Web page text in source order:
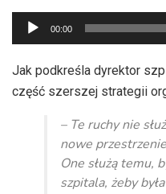
Odtwarzacz
plików
dźwiękowych
00:00
Jak podkreśla dyrektor
część szerszej strategii
– Te ruchy nie
nowe
One służą temu,
szpitala, żeby